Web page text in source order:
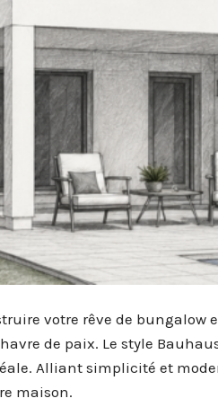
votre rêve de
de paix. Le style
Alliant simplicité et
maison.